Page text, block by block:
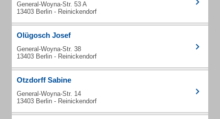
General-Woyna-Str. 53 A
13403 Berlin - Reinickendorf
Olügosch Josef
General-Woyna-Str. 38
13403 Berlin - Reinickendorf
Otzdorff Sabine
General-Woyna-Str. 14
13403 Berlin - Reinickendorf